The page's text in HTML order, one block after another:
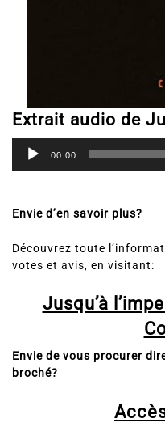
Extrait audio de
Lecteur
audio
00:00
Envie d’en savoir plus?
Découvrez toute
votes et avis, en visitant:
Jusqu’à
Envie de vous procurer
broché?